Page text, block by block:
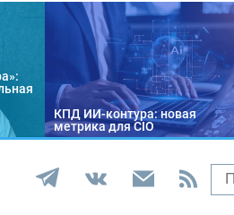
КПД ИИ-контура: новая
метрика для CIO